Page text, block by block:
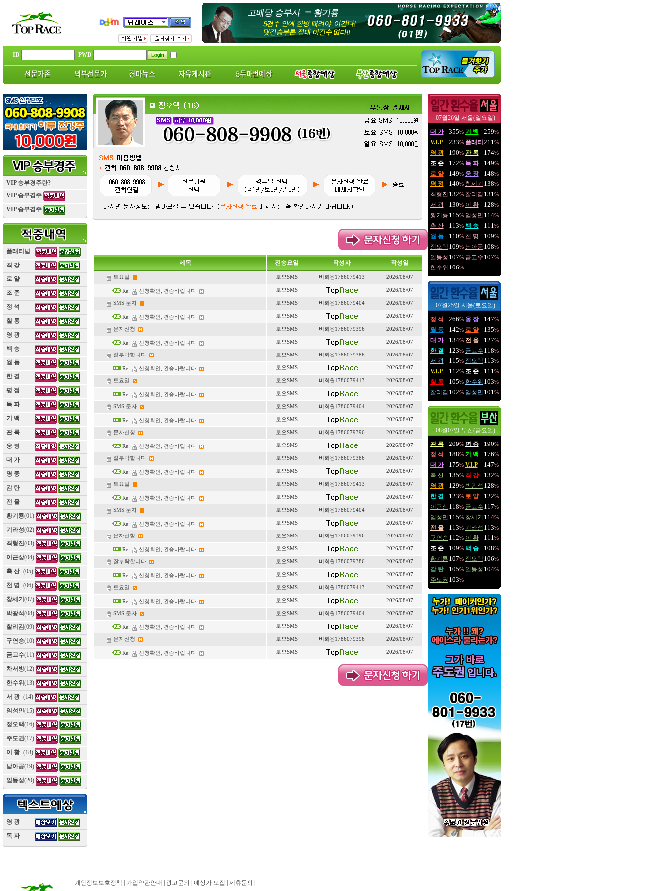
ID PWD
VIP 승부경주란?
VIP 승부경주
VIP 승부경주
플래티넘
최 강
로 얄
조 준
정 석
철 통
영 광
백 승
월 등
한 결
평 정
독 파
기 백
관 록
웅 장
대 가
명 중
감 탄
전 율
황기룡(01)
기라성(02)
최형진(03)
이근상(04)
촉 산 (05)
천 명 (06)
창세기 (07)
박광석(08)
찰리김(09)
구연승(10)
금고수(11)
차서방(12)
한수위 (13)
서 광 (14)
임성민(15)
정오택(16)
주도권(17)
이 황 (18)
남아공(19)
일등성(20)
영 광
독 파
제목 전송요일 작성자 작성일
토요일 토요SMS 비회원1786079413 2026/08/07
Re: 신청확인, 건승바랍니다 토요SMS 2026/08/07
SMS 문자 토요SMS 비회원1786079404 2026/08/07
Re: 신청확인, 건승바랍니다 토요SMS 2026/08/07
문자신청 토요SMS 비회원1786079396 2026/08/07
Re: 신청확인, 건승바랍니다 토요SMS 2026/08/07
잘부탁합니다 토요SMS 비회원1786079386 2026/08/07
Re: 신청확인, 건승바랍니다 토요SMS 2026/08/07
토요일 토요SMS 비회원1786079413 2026/08/07
Re: 신청확인, 건승바랍니다 토요SMS 2026/08/07
SMS 문자 토요SMS 비회원1786079404 2026/08/07
Re: 신청확인, 건승바랍니다 토요SMS 2026/08/07
문자신청 토요SMS 비회원1786079396 2026/08/07
Re: 신청확인, 건승바랍니다 토요SMS 2026/08/07
잘부탁합니다 토요SMS 비회원1786079386 2026/08/07
Re: 신청확인, 건승바랍니다 토요SMS 2026/08/07
토요일 토요SMS 비회원1786079413 2026/08/07
Re: 신청확인, 건승바랍니다 토요SMS 2026/08/07
SMS 문자 토요SMS 비회원1786079404 2026/08/07
Re: 신청확인, 건승바랍니다 토요SMS 2026/08/07
문자신청 토요SMS 비회원1786079396 2026/08/07
Re: 신청확인, 건승바랍니다 토요SMS 2026/08/07
잘부탁합니다 토요SMS 비회원1786079386 2026/08/07
Re: 신청확인, 건승바랍니다 토요SMS 2026/08/07
토요일 토요SMS 비회원1786079413 2026/08/07
Re: 신청확인, 건승바랍니다 토요SMS 2026/08/07
SMS 문자 토요SMS 비회원1786079404 2026/08/07
Re: 신청확인, 건승바랍니다 토요SMS 2026/08/07
문자신청 토요SMS 비회원1786079396 2026/08/07
Re: 신청확인, 건승바랍니다 토요SMS 2026/08/07
07월26일 서울(일요일)
대 가
355% 기 백 259%
V.I.P 233% 플래티 211%
영 광 190% 관 록 174%
조 준 172% 독 파 149%
로 얄 149% 웅 장 148%
평 정 140% 창세기 138%
최형진 132% 찰리김 131%
서 광 130% 이 황 128%
황기룡 115% 임성민 114%
촉 산 113% 백 승 111%
월 등 110% 천 명 109%
정오택 109% 남아공 108%
일등성 107% 금고수 107%
한수위 106%
07월25일 서울(토요일)
정 석
266% 웅 장 147%
월 등 142% 로 얄 135%
대 가 134% 전 율 127%
한 결 123% 금고수 118%
서 광 115% 정오택 113%
V.I.P 112% 조 준 111%
철 통 105% 한수위 103%
찰리김 102% 임성민 101%
08월07일 부산(금요일)
관 록
209% 명 중 190%
정 석 188% 기 백 176%
대 가 175% V.I.P 147%
촉 산 135% 최 강 132%
영 광 129% 박광석 128%
한 결 123% 로 얄 122%
이근상118% 금고수 117%
임성민 115% 창세기 114%
전 율 113% 기라성 113%
구연승 112% 이 황 111%
조 준 109% 백 승 108%
황기룡 107% 정오택 106%
감 탄 105% 일등성 104%
주도권 103%
개인정보보호정책 가입약관안내 광고문의 예상가 모집 제휴문의